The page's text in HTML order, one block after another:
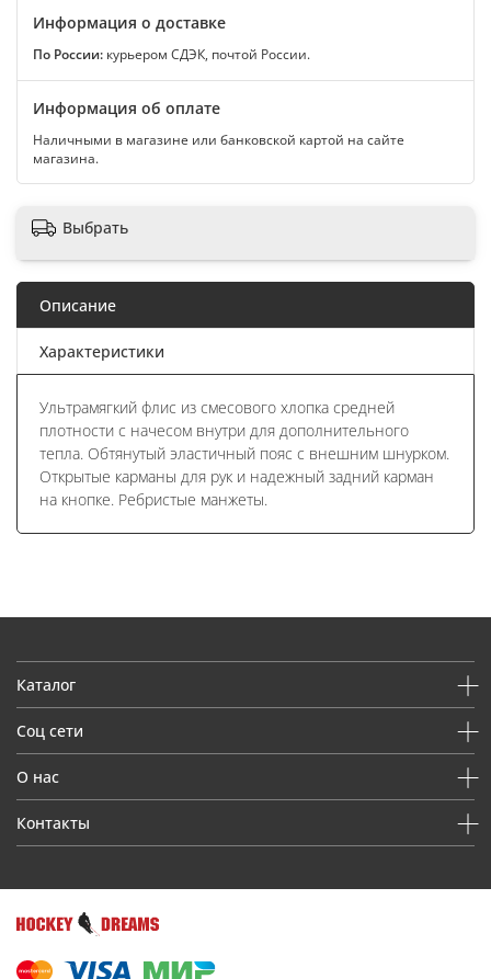
Информация о доставке
По России: курьером СДЭК, почтой России.
Информация об оплате
Наличными в магазине или банковской картой на сайте
магазина.
Выбрать
Описание
Характеристики
Ультрамягкий флис из смесового хлопка средней
плотности с начесом внутри для дополнительного
тепла. Обтянутый эластичный пояс с внешним шнурком.
Открытые карманы для рук и надежный задний карман
на кнопке. Ребристые манжеты.
Каталог
Соц сети
О нас
Контакты